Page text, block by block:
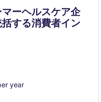
マーヘルスケア企
する消費者イン
year